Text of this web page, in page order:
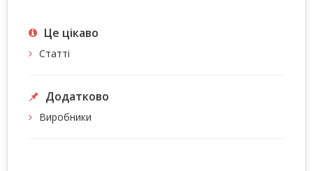
Це цiкаво
Статті
Додатково
Виробники